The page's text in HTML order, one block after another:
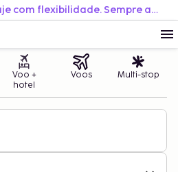
Reserve facilmente. Viaje com flexibilidade. Sempre ao melhor preço.
Voo +
hotel
Voos Multi-stop